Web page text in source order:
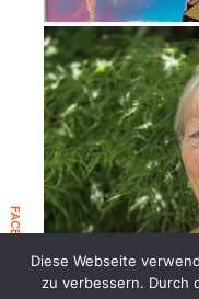
Diese Webseite
zu verbessern. Durch